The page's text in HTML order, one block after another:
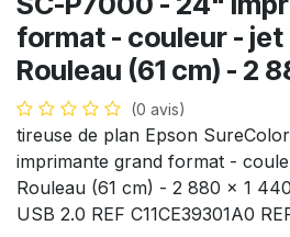
format - couleur -
Rouleau (61 cm) - 2
(0 avis)
tireuse de plan Epson
imprimante grand format -
Rouleau (61 cm) - 2 880 x 1
USB 2.0 REF C11CE39301A0